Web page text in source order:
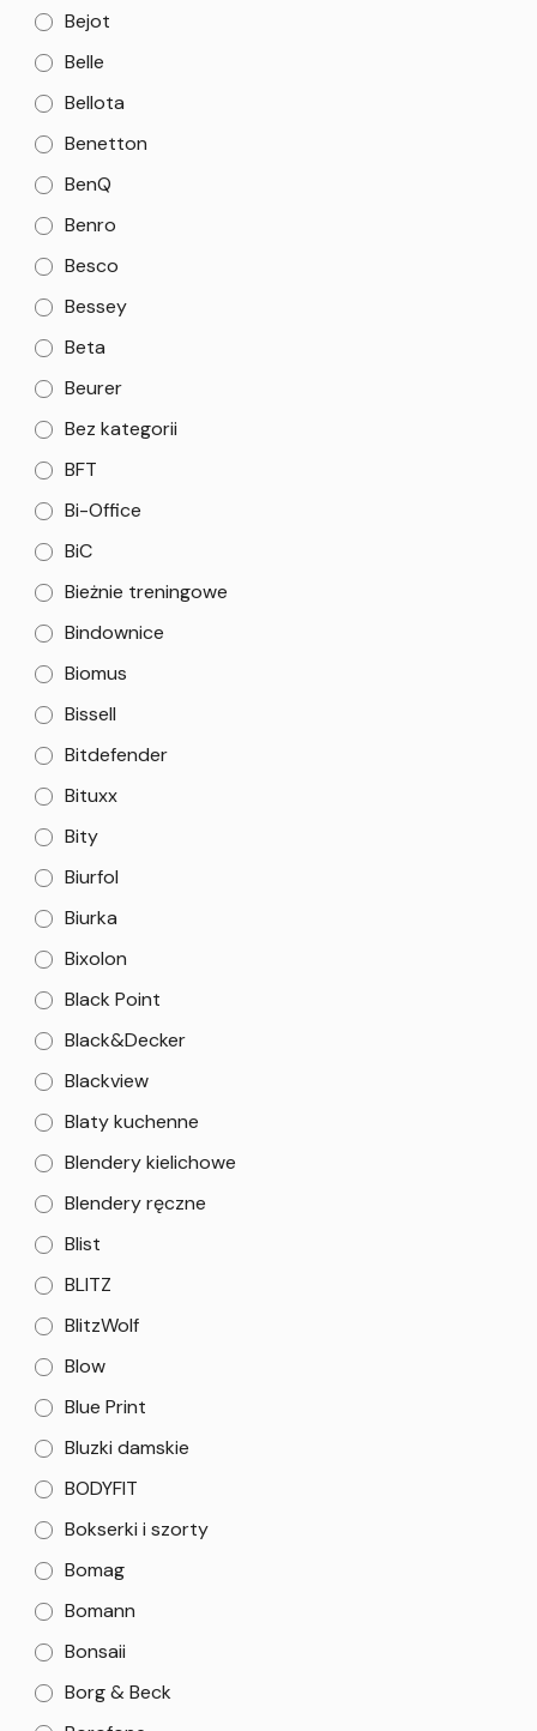
Bejot
Belle
Bellota
Benetton
BenQ
Benro
Besco
Bessey
Beta
Beurer
Bez kategorii
BFT
Bi-Office
BiC
Bieżnie treningowe
Bindownice
Biomus
Bissell
Bitdefender
Bituxx
Bity
Biurfol
Biurka
Bixolon
Black Point
Black&Decker
Blackview
Blaty kuchenne
Blendery kielichowe
Blendery ręczne
Blist
BLITZ
BlitzWolf
Blow
Blue Print
Bluzki damskie
BODYFIT
Bokserki i szorty
Bomag
Bomann
Bonsaii
Borg & Beck